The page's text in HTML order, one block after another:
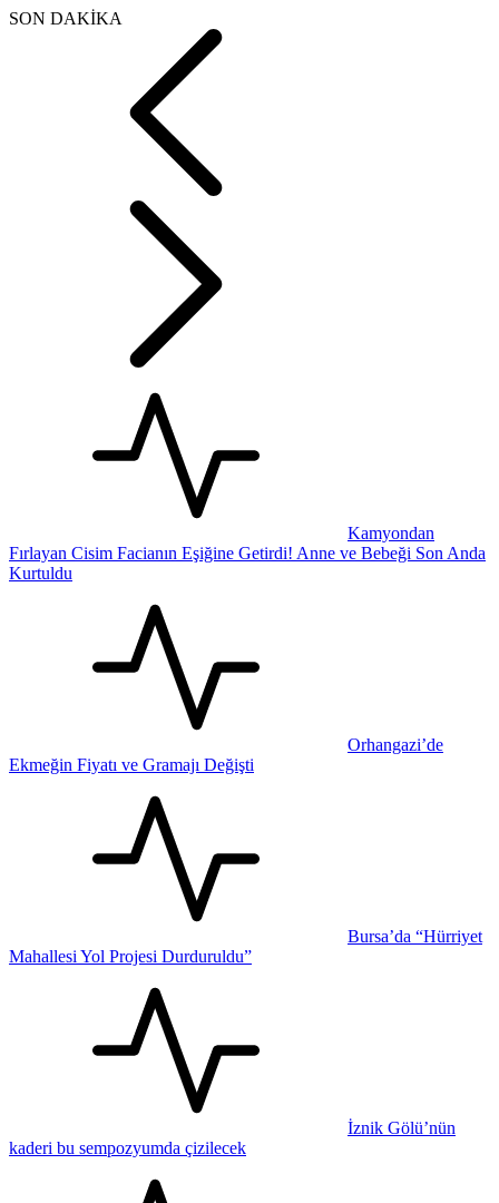
SON DAKİKA
Kamyondan
Fırlayan Cisim Facianın Eşiğine Getirdi! Anne ve Bebeği Son Anda
Kurtuldu
Orhangazi’de
Ekmeğin Fiyatı ve Gramajı Değişti
Bursa’da “Hürriyet
Mahallesi Yol Projesi Durduruldu”
İznik Gölü’nün
kaderi bu sempozyumda çizilecek